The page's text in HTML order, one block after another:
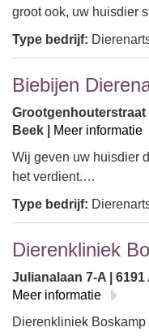
groot ook, uw huisdier
Type bedrijf:
Biebijen
Grootgenhouterstraat
Beek |
Meer informatie
Wij geven uw huisdier
het verdient.…
Type bedrijf:
Dierenkliniek
Julianalaan 7-A | 6191
Meer informatie
Dierenkliniek Boskamp